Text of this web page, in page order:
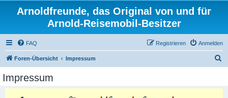
Arnoldfreunde, das Original von und für
Arnold-Reisemobil-Besitzer
FAQ Anmelden
Registrieren
Foren-Übersicht Impressum
Impressum